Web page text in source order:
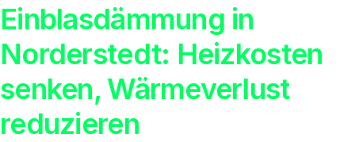
Einblasdämmung in
Norderstedt: Heizkosten
senken, Wärmeverlust
reduzieren